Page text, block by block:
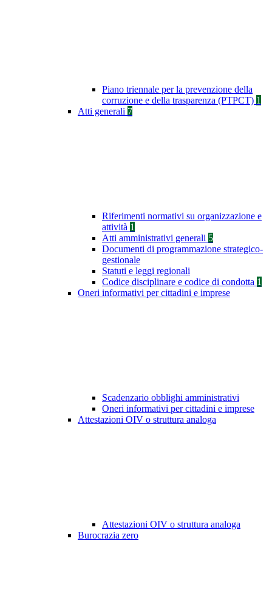
Piano triennale per la prevenzione della
corruzione e della trasparenza (PTPCT) 1
Atti generali 7
Riferimenti normativi su organizzazione e
attività 1
Atti amministrativi generali 5
Documenti di programmazione strategico-
gestionale
Statuti e leggi regionali
Codice disciplinare e codice di condotta 1
Oneri informativi per cittadini e imprese
Scadenzario obblighi amministrativi
Oneri informativi per cittadini e imprese
Attestazioni OIV o struttura analoga
Attestazioni OIV o struttura analoga
Burocrazia zero